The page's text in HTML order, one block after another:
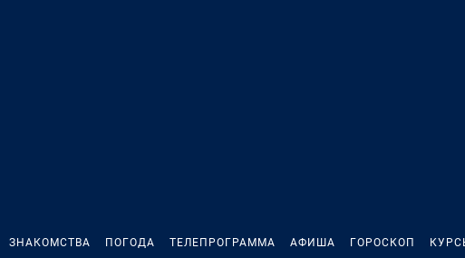
ЗНАКОМСТВА ПОГОДА ТЕЛЕПРОГРАММА АФИША ГОРОСКОП